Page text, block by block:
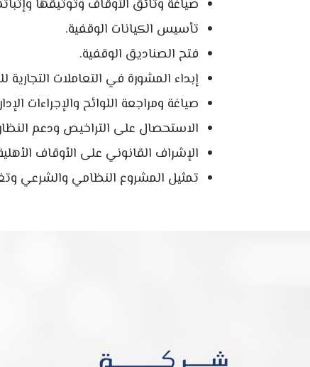
صياغة وثائق الأوقاف وتوثيقها
تأسيس الكيانات الوقفية.
فتح الصناديق الوقفية.
إبداء المشورة في التعاملات
صياغة ومراجعة اللوائح والإجراءات
الاستحصال على التراخيص ودعم
الإشراف القانوني على الأوقاف
تمثيل المشروع النظامي والشرعي